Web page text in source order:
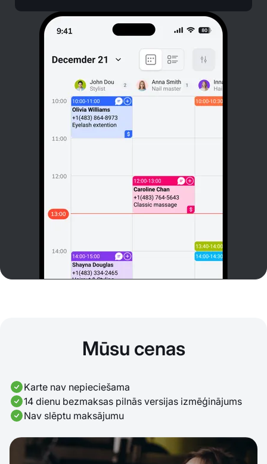
Mūsu cenas
Karte nav nepieciešama
14 dienu bezmaksas pilnās versijas izmēģinājums
Nav slēptu maksājumu